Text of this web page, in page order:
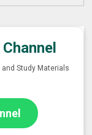
and Study Materials